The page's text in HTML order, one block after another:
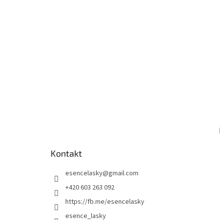
Kontakt
esencelasky@gmail.com
+420 603 263 092
https://fb.me/esencelasky
esence_lasky